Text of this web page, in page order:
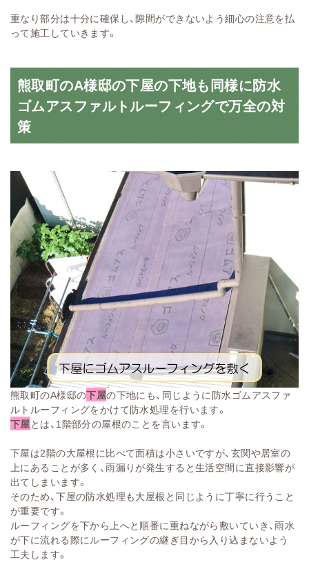
重なり部分は十分に確保し、隙間ができないよう細心の注意を払
って施工していきます。
熊取町のA様邸の下屋の下地も同様に防水
ゴムアスファルトルーフィングで万全の対
策
熊取町のA様邸の下屋の下地にも、同じように防水ゴムアスファ
ルトルーフィングをかけて防水処理を行います。
下屋とは、1階部分の屋根のことを言います。
下屋は2階の大屋根に比べて面積は小さいですが、玄関や居室の
上にあることが多く、雨漏りが発生すると生活空間に直接影響が
出てしまいます。
そのため、下屋の防水処理も大屋根と同じように丁寧に行うこと
が重要です。
ルーフィングを下から上へと順番に重ねながら敷いていき、雨水
が下に流れる際にルーフィングの継ぎ目から入り込まないよう
工夫します。